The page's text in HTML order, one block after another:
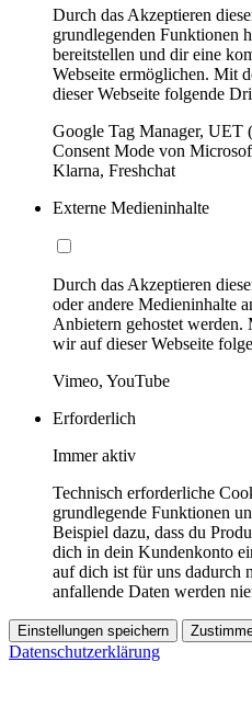
Durch das Akzeptieren
grundlegenden Funktionen
bereitstellen und dir eine
Webseite ermöglichen. Mit
dieser Webseite folgende
Google Tag Manager, UET
Consent Mode von
Klarna, Freshchat
Externe Medieninhalte
Durch das Akzeptieren
oder andere Medieninhalte
Anbietern gehostet
wir auf dieser Webseite
Vimeo, YouTube
Erforderlich
Immer aktiv
Technisch erforderliche
grundlegende Funktionen
Beispiel dazu, dass du
dich in dein Kundenkonto
auf dich ist für uns dadurch
anfallende Daten werden
Einstellungen speichern
Datenschutzerklärung